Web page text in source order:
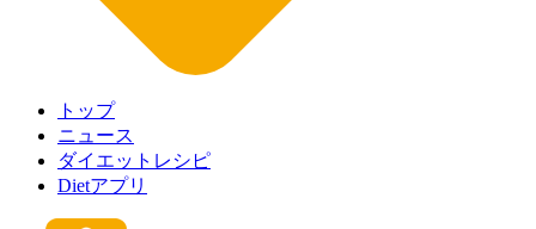
トップ
ニュース
ダイエットレシピ
Dietアプリ